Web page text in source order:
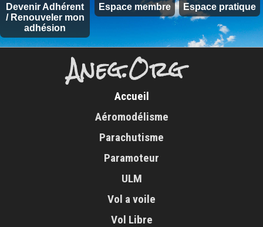
Devenir Adhérent
/ Renouveler mon
adhésion
Espace membre Espace pratique
Aneg.Org
Accueil
Aéromodélisme
Parachutisme
Paramoteur
ULM
Vol a voile
Vol Libre